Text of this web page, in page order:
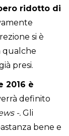
ridotto di
si è
qualche
presi.
2016 è
definito
-. Gli
bene e